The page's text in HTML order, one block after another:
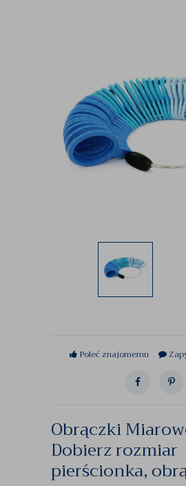
Poleć znajomemu
Obrączki
Dobierz rozmiar
pierścionka,